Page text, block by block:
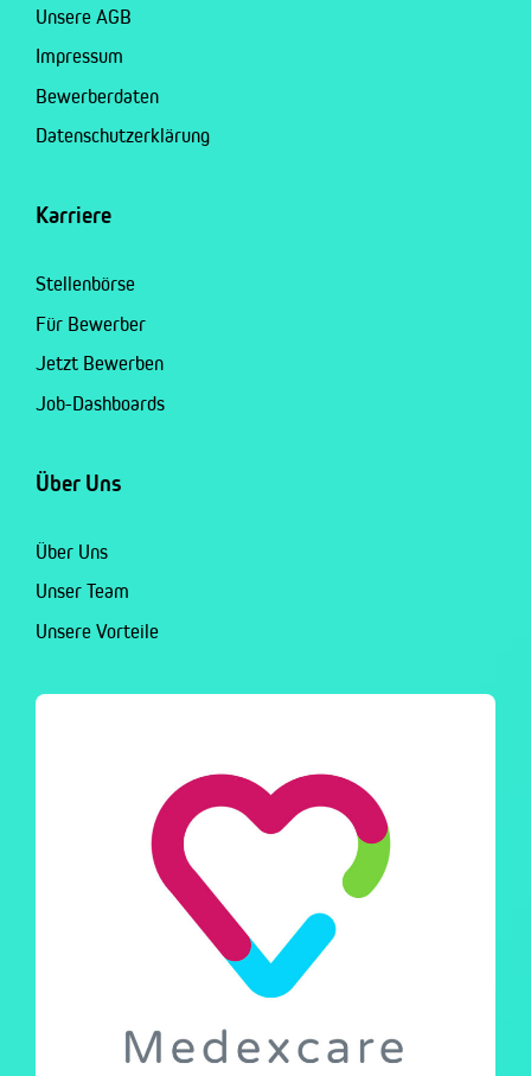
Unsere AGB
Impressum
Bewerberdaten
Datenschutzerklärung
Karriere
Stellenbörse
Für Bewerber
Jetzt Bewerben
Job-Dashboards
Über Uns
Über Uns
Unser Team
Unsere Vorteile